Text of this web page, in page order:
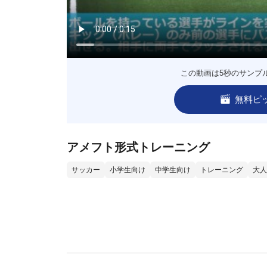
この動画は5秒のサンプ
無料ピ
アメフト形式トレーニング
サッカー 小学生向け 中学生向け トレーニング 大